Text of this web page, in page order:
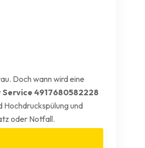
Doch wann wird eine
4917680582228
Hochdruckspülung und
oder Notfall.